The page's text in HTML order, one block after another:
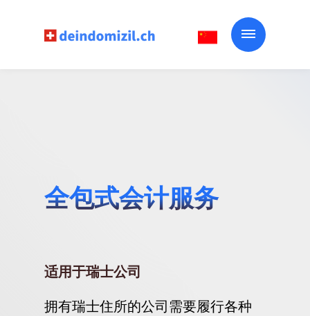
拥有瑞士住所的公司需要履行各种
全包式会计服务
适用于瑞士公司